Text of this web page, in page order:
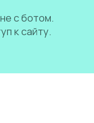
с ботом.
к сайту.